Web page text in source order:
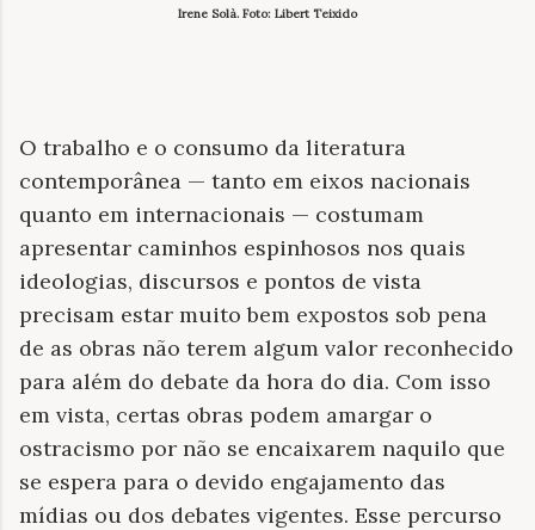
Irene Solà. Foto: Libert Teixido
O trabalho e o consumo da literatura
contemporânea — tanto em eixos nacionais
quanto em internacionais — costumam
apresentar caminhos espinhosos nos quais
ideologias, discursos e pontos de vista
precisam estar muito bem expostos sob pena
de as obras não terem algum valor reconhecido
para além do debate da hora do dia. Com isso
em vista, certas obras podem amargar o
ostracismo por não se encaixarem naquilo que
se espera para o devido engajamento das
mídias ou dos debates vigentes. Esse percurso